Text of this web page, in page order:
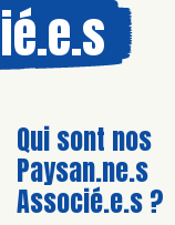
Qui sont nos
Paysan.ne.s
Associé.e.s ?